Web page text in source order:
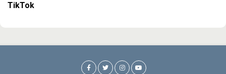
TikTok